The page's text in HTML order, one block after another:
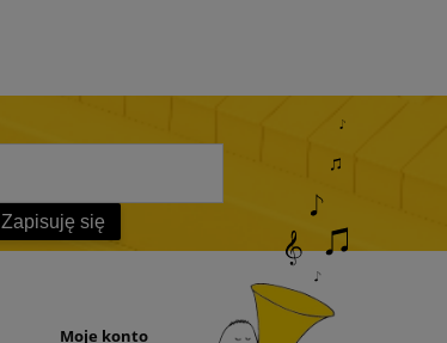
Zapisuję się
Moje konto